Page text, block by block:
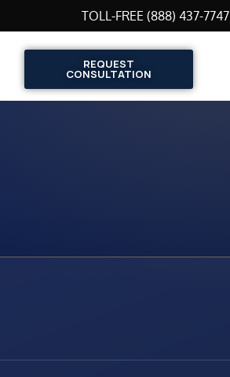
TOLL-FREE (888) 437-7747
REQUEST
CONSULTATION